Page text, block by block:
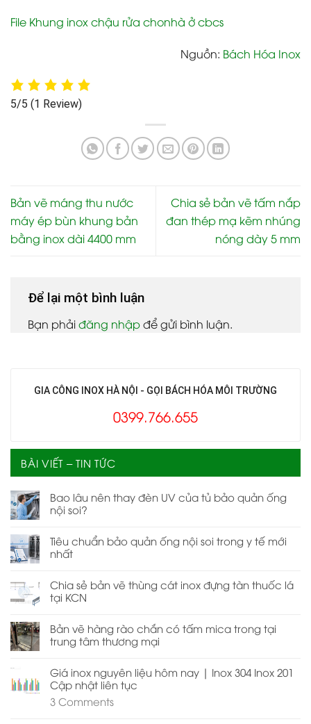
GIA CÔNG INOX HÀ NỘI - GỌI BÁCH HÓA MÔI TRƯỜNG
0399.766.655
BÀI VIẾT – TIN TỨC
Bao lâu nên thay đèn UV của tủ bảo quản ống
nội soi?
Tiêu chuẩn bảo quản ống nội soi trong y tế mới
nhất
Chia sẻ bản vẽ thùng cát inox đựng tàn thuốc lá
tại KCN
Bản vẽ hàng rào chắn có tấm mica trong tại
trung tâm thương mại
Giá inox nguyên liệu hôm nay | Inox 304 Inox 201
Cập nhật liên tục
3 Comments
File Khung inox chậu rửa chonhà ở cbcs
Nguồn: Bách Hóa Inox
5/5 (1 Review)
Bản vẽ máng thu nước
máy ép bùn khung bản
bằng inox dài 4400 mm
Chia sẻ bản vẽ tấm nắp
đan thép mạ kẽm nhúng
nóng dày 5 mm
Để lại một bình luận
Bạn phảiđăng nhậpđể gửi bình luận.